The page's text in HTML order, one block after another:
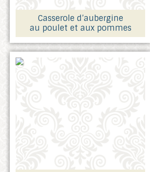
Casserole d’aubergine
au poulet et aux pommes